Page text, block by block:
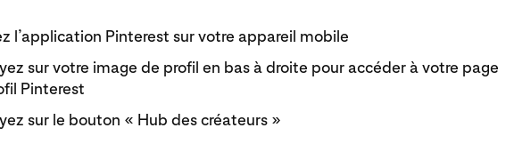
l’application Pinterest sur votre appareil mobile
sur votre image de profil en bas à droite pour accéder à votre page
Pinterest
sur le bouton « Hub des créateurs »